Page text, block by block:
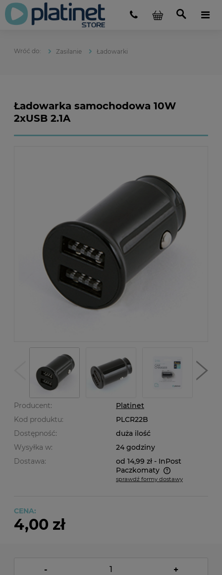
Zasilanie Ładowarki
Ładowarka samochodowa 10W
2xUSB 2.1A
Producent:
Platinet
Kod produktu:
PLCR22B
Dostępność:
duża ilość
Wysyłka w:
24 godziny
Dostawa:
od 14,99 zł - InPost
Paczkomaty
Cena nie zawiera ewentualnych kosztów płatności
sprawdź formy dostawy
CENA:
4,00 zł
- +